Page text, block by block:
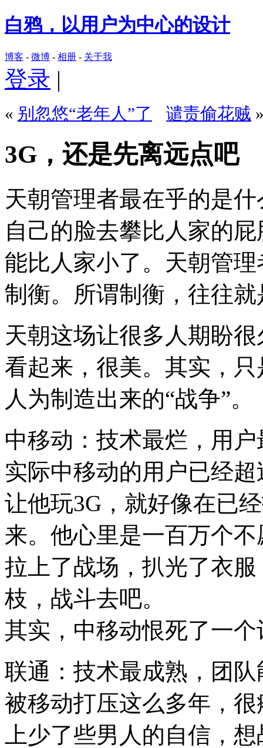
白鸦，以用户为中心的设计
博客 - 微博 - 相册 - 关于我
登录 |
« 别忽悠“老年人”了 谴责偷花贼
3G，还是先离远点吧
天朝管理者最在乎的是
自己的脸去攀比人家的
能比人家小了。天朝管
制衡。所谓制衡，往往
天朝这场让很多人期盼
看起来，很美。其实，
人为制造出来的“战争”。
中移动：技术最烂，用户
实际中移动的用户已经
让他玩3G，就好像在已
来。他心里是一百万个
拉上了战场，扒光了衣
枝，战斗去吧。
其实，中移动恨死了一
联通：技术最成熟，团
被移动打压这么多年，
上少了些男人的自信，